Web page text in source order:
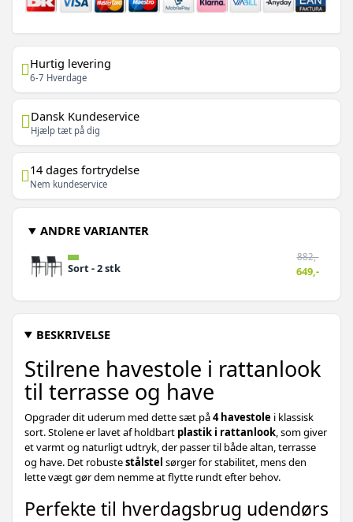
Hurtig levering
6-7 Hverdage
Dansk Kundeservice
Hjælp tæt på dig
14 dages fortrydelse
Nem kundeservice
BESKRIVELSE
Stilrene havestole i rattanlook
til terrasse og have
Opgrader dit uderum med dette sæt på4 havestole i klassisk
sort. Stolene er lavet af holdbart plastik i rattanlook, som giver
et varmt og naturligt udtryk, der passer til både altan, terrasse
og have. Det robustestålstel sørger for stabilitet, mens den
lette vægt gør dem nemme at flytte rundt efter behov.
Perfekte til hverdagsbrug udendørs
ANDRE VARIANTER
Sort - 2 stk
882,-
649,-